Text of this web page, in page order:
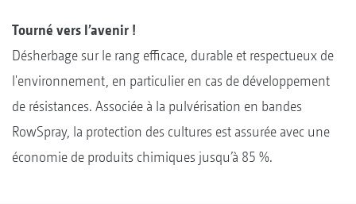
Tourné vers l’avenir !
Désherbage sur le rang efficace, durable et respectueux de
l'environnement, en particulier en cas de développement
de résistances. Associée à la pulvérisation en bandes
RowSpray, la protection des cultures est assurée avec une
économie de produits chimiques jusqu’à 85 %.